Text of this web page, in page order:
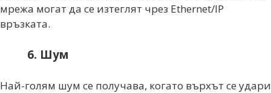
мрежа могат да се изтеглят чрез Ethernet/IP
връзката.
6. Шум
Най-голям шум се получава, когато върхът се удари